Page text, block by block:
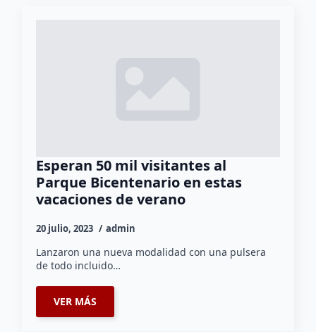
Esperan 50 mil visitantes al
Parque Bicentenario en estas
vacaciones de verano
20 julio, 2023 admin
Lanzaron una nueva modalidad con una pulsera
de todo incluido…
VER MÁS